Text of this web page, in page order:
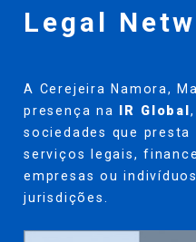
Legal
A Cerejeira Namora,
presença na
IR Global
sociedades que presta
serviços legais,
empresas ou
jurisdições.